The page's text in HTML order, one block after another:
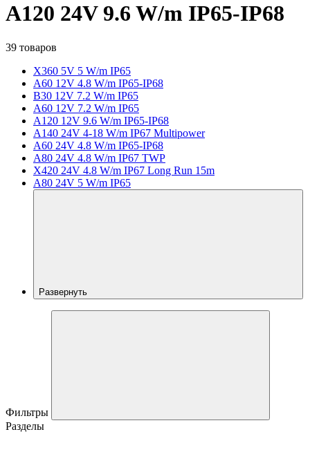
A120 24V 9.6 W/m IP65-IP68
39 товаров
X360 5V 5 W/m IP65
A60 12V 4.8 W/m IP65-IP68
B30 12V 7.2 W/m IP65
A60 12V 7.2 W/m IP65
A120 12V 9.6 W/m IP65-IP68
A140 24V 4-18 W/m IP67 Multipower
A60 24V 4.8 W/m IP65-IP68
A80 24V 4.8 W/m IP67 TWP
X420 24V 4.8 W/m IP67 Long Run 15m
A80 24V 5 W/m IP65
Развернуть
Фильтры
Разделы